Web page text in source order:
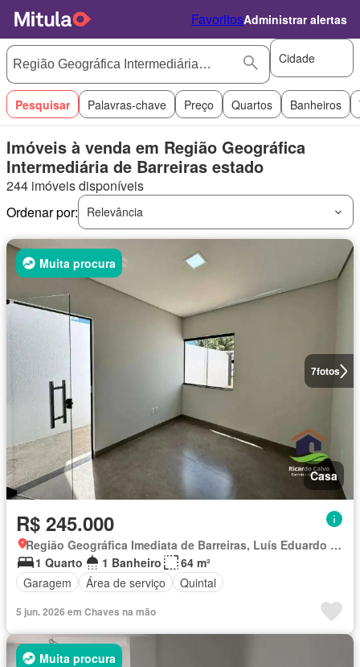
FavoritosAdministrar alertas
Cidade
Pesquisar Palavras-chave Preço Quartos Banheiros
Imóveis à venda em Região Geográfica
Intermediária de Barreiras estado
244 imóveis disponíveis
Ordenar por:
Relevância
7fotos
Muita procura
Casa
R$ 245.000
Região Geográfica Imediata de Barreiras, Luís Eduardo Magalhães
1 Quarto
1 Banheiro
64 m²
Garagem
Área de serviço Quintal
5 jun. 2026 em Chaves na mão
Muita procura